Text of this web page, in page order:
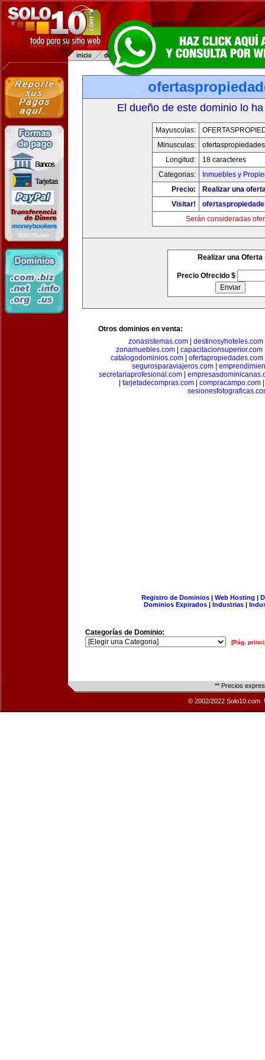
El dueño de este dominio lo
Mayusculas:
Minusculas:
Longitud:
18 caracteres
Categorias:
Inmuebles y
Precio:
Realizar una
Visitar!
Serán consideradas
Realizar una Oferta
Precio Ofrecido $
Otros dominios en venta:
zonasistemas.com| destinosyhoteles.com
zonamuebles.com| capacitacionsuperior.com
catalogodominios.com| ofertapropiedades.com
segurosparaviajeros.com
secretariaprofesional.com|
tarjetadecompras.com compracampo.com
Registro de Dominios| Web Hosting |
Dominios Expirados | Industrias |
Categorías de Dominio:
[Pág.
** Precios
© 2002/2022 Solo10.com